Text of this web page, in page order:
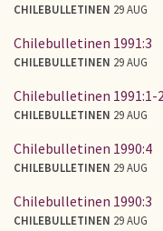
CHILEBULLETINEN 29 AUG
Chilebulletinen 1991:3
CHILEBULLETINEN 29 AUG
Chilebulletinen 1991:1-2
CHILEBULLETINEN 29 AUG
Chilebulletinen 1990:4
CHILEBULLETINEN 29 AUG
Chilebulletinen 1990:3
CHILEBULLETINEN 29 AUG